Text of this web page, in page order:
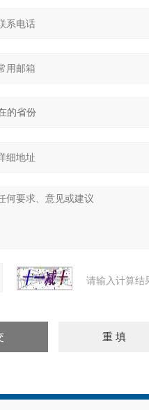
请输入计算结